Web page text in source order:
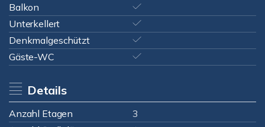
Balkon
Unterkellert
Denkmalgeschützt
Gäste-WC
Details
Anzahl Etagen
3